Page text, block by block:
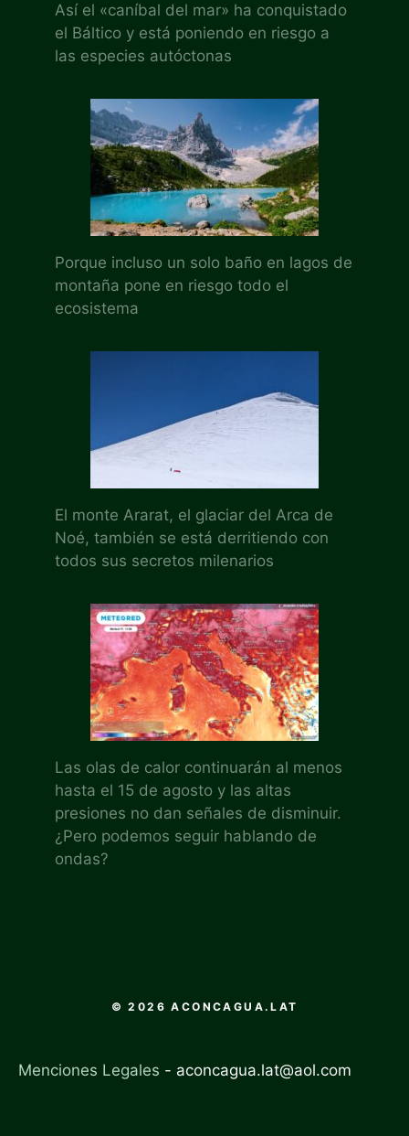
Así el «caníbal del mar» ha conquistado
el Báltico y está poniendo en riesgo a
las especies autóctonas
Porque incluso un solo baño en lagos de
montaña pone en riesgo todo el
ecosistema
El monte Ararat, el glaciar del Arca de
Noé, también se está derritiendo con
todos sus secretos milenarios
Las olas de calor continuarán al menos
hasta el 15 de agosto y las altas
presiones no dan señales de disminuir.
¿Pero podemos seguir hablando de
ondas?
© 2026 ACONCAGUA.LAT
Menciones Legales - aconcagua.lat@aol.com